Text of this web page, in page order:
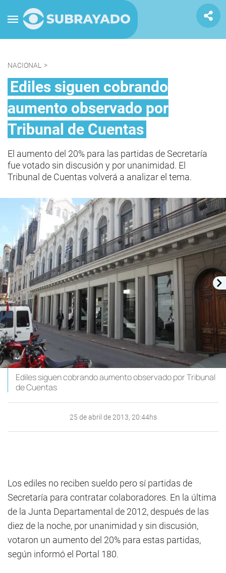
NACIONAL >
Ediles siguen cobrando
aumento observado por
Tribunal de Cuentas
El aumento del 20% para las partidas de Secretaría
fue votado sin discusión y por unanimidad. El
Tribunal de Cuentas volverá a analizar el tema.
Ediles siguen cobrando aumento observado por Tribunal
de Cuentas
25 de abril de 2013, 20:44hs
Los ediles no reciben sueldo pero sí partidas de
Secretaría para contratar colaboradores. En la última
de la Junta Departamental de 2012, después de las
diez de la noche, por unanimidad y sin discusión,
votaron un aumento del 20% para estas partidas,
según informó el Portal 180.